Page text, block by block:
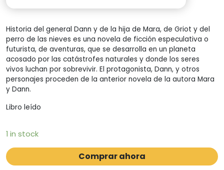
Historia del general Dann y de la hija de Mara, de Griot y del
perro de las nieves es una novela de ficción especulativa o
futurista, de aventuras, que se desarrolla en un planeta
acosado por las catástrofes naturales y donde los seres
vivos luchan por sobrevivir. El protagonista, Dann, y otros
personajes proceden de la anterior novela de la autora Mara
y Dann.
Libro leído
1 in stock
Comprar ahora